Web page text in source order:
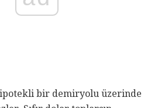
bir demiryolu üzerinde